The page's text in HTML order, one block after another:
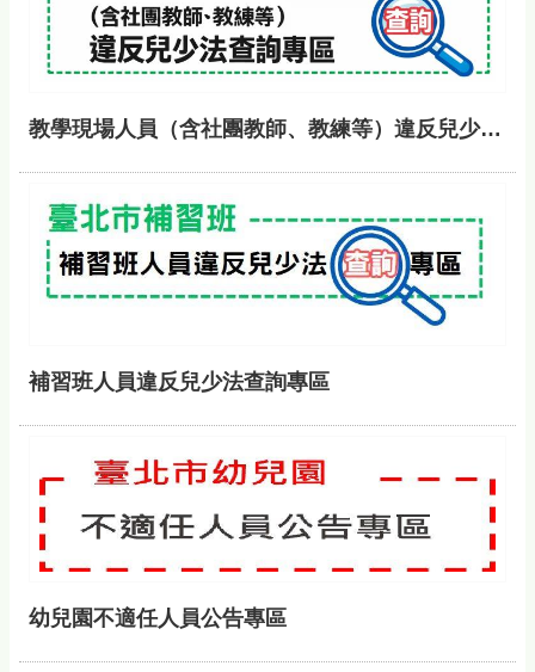
教學現場人員（含社團教師、教練等）違反兒少法查詢專區
補習班人員違反兒少法查詢專區
幼兒園不適任人員公告專區